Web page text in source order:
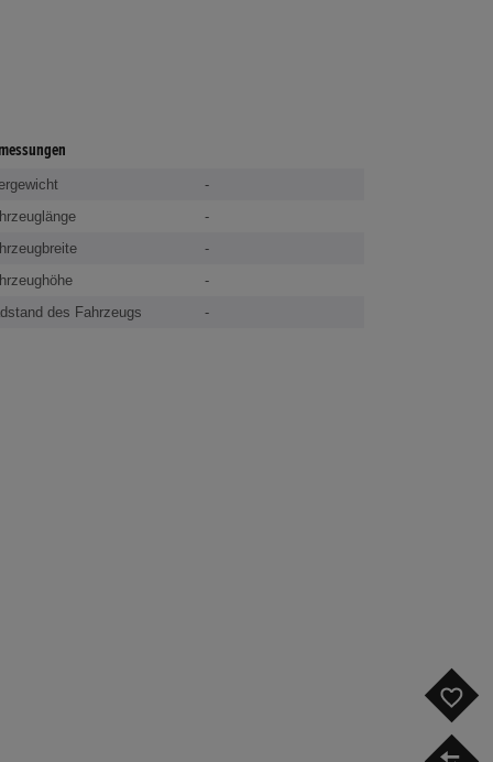
-
-
-
-
des Fahrzeugs
-